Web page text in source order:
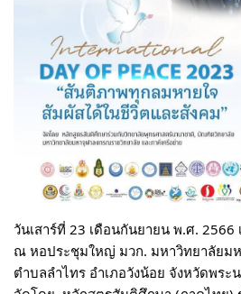
วันเสาร์ที่ 23 เดือนกันยายน พ.ศ. 2566
ณ หอประชุมใหญ่ มวก. มหาวิทยาลัยม
ตำบลลำไทร อำเภอวังน้อย จังหวัดพระ